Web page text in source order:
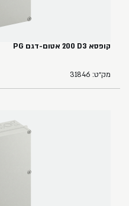
קופסא ‏3‏D‏ ‏200 אטום-דגם PG
מק״ט: 31846